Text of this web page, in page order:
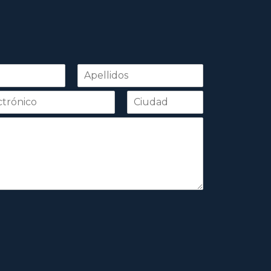
Apellidos